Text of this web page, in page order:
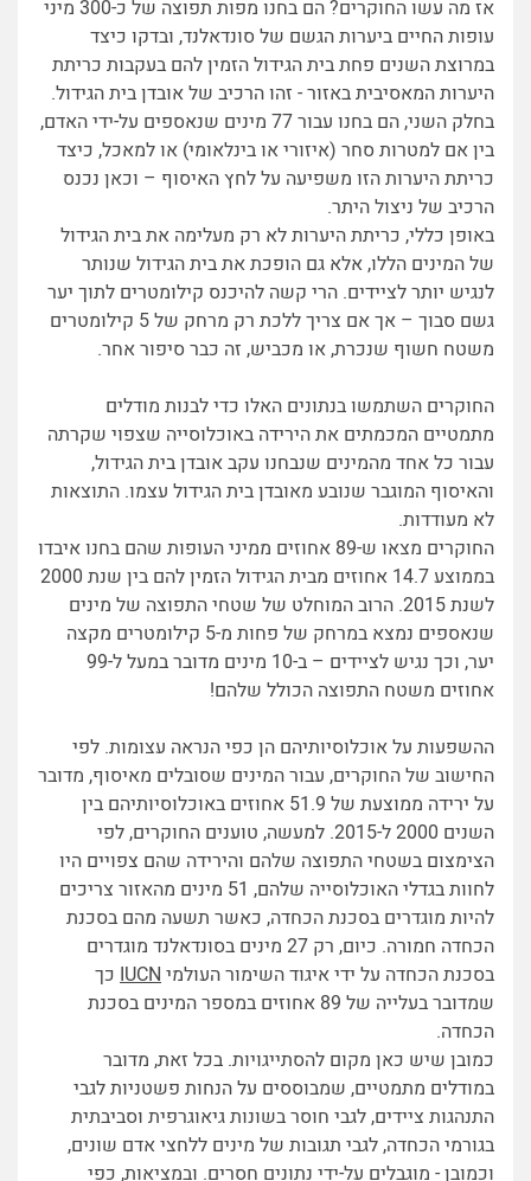
אז מה עשו החוקרים? הם בחנו מפות תפוצה של כ-300 מיני
עופות החיים ביערות הגשם של סונדאלנד, ובדקו כיצד
במרוצת השנים פחת בית הגידול הזמין להם בעקבות כריתת
היערות המאסיבית באזור - זהו הרכיב של אובדן בית הגידול.
בחלק השני, הם בחנו עבור 77 מינים שנאספים על-ידי האדם,
בין אם למטרות סחר (איזורי או בינלאומי) או למאכל, כיצד
כריתת היערות הזו משפיעה על לחץ האיסוף – וכאן נכנס
הרכיב של ניצול היתר.
באופן כללי, כריתת היערות לא רק מעלימה את בית הגידול
של המינים הללו, אלא גם הופכת את בית הגידול שנותר
לנגיש יותר לציידים. הרי קשה להיכנס קילומטרים לתוך יער
גשם סבוך – אך אם צריך ללכת רק מרחק של 5 קילומטרים
משטח חשוף שנכרת, או מכביש, זה כבר סיפור אחר.
החוקרים השתמשו בנתונים האלו כדי לבנות מודלים
מתמטיים המכמתים את הירידה באוכלוסייה שצפוי שקרתה
עבור כל אחד מהמינים שנבחנו עקב אובדן בית הגידול,
והאיסוף המוגבר שנובע מאובדן בית הגידול עצמו. התוצאות
לא מעודדות.
החוקרים מצאו ש-89 אחוזים ממיני העופות שהם בחנו איבדו
בממוצע 14.7 אחוזים מבית הגידול הזמין להם בין שנת 2000
לשנת 2015. הרוב המוחלט של שטחי התפוצה של מינים
שנאספים נמצא במרחק של פחות מ-5 קילומטרים מקצה
יער, וכך נגיש לציידים – ב-10 מינים מדובר במעל ל-99
אחוזים משטח התפוצה הכולל שלהם!
ההשפעות על אוכלוסיותיהם הן כפי הנראה עצומות. לפי
החישוב של החוקרים, עבור המינים שסובלים מאיסוף, מדובר
על ירידה ממוצעת של 51.9 אחוזים באוכלוסיותיהם בין
השנים 2000 ל-2015. למעשה, טוענים החוקרים, לפי
הצימצום בשטחי התפוצה שלהם והירידה שהם צפויים היו
לחוות בגדלי האוכלוסייה שלהם, 51 מינים מהאזור צריכים
להיות מוגדרים בסכנת הכחדה, כאשר תשעה מהם בסכנת
הכחדה חמורה. כיום, רק 27 מינים בסונדאלנד מוגדרים
בסכנת הכחדה על ידי איגוד השימור העולמיIUCN כך
שמדובר בעלייה של 89 אחוזים במספר המינים בסכנת
הכחדה.
כמובן שיש כאן מקום להסתייגויות. בכל זאת, מדובר
במודלים מתמטיים, שמבוססים על הנחות פשטניות לגבי
התנהגות ציידים, לגבי חוסר בשונות גיאוגרפית וסביבתית
בגורמי הכחדה, לגבי תגובות של מינים ללחצי אדם שונים,
וכמובן - מוגבלים על-ידי נתונים חסרים. ובמציאות, כפי